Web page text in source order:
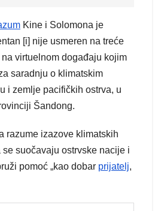
Kine i Solomona je
[i] nije usmeren na treće
na virtuelnom događaju kojim
saradnju o klimatskim
i zemlje pacifičkih ostrva, u
Šandong.
razume izazove klimatskih
suočavaju ostrvske nacije i
pomoć „kao dobar prijatelj,